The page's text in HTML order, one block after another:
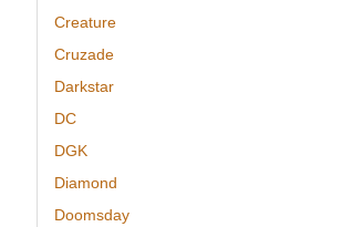
Creature
Cruzade
Darkstar
DC
DGK
Diamond
Doomsday